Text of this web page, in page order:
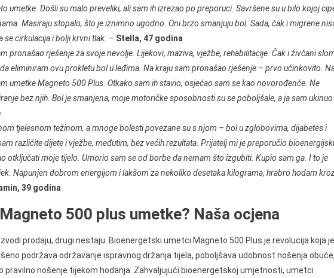
umetke. Došli su malo preveliki, ali sam ih izrezao po preporuci. Savršene su u bilo kojoj
Masiraju stopalo, što je iznimno ugodno. Oni brzo smanjuju bol. Sada, čak i migrene
cirkulacija i bolji krvni tlak. – Stella, 47 godina
pronašao rješenje za svoje nevolje. Lijekovi, maziva, vježbe, rehabilitacije. Čak i živčani
eliminiram ovu prokletu bol u leđima. Na kraju sam pronašao rješenje – prvo učinkovito.
umetke Magneto 500 Plus. Otkako sam ih stavio, osjećao sam se kao novorođenče. Ne
bez njih. Bol je smanjena, moje motoričke sposobnosti su se poboljšale, a ja sam ukinuo
tjelesnom težinom, a mnoge bolesti povezane su s njom – bol u zglobovima, dijabetes i
različite dijete i vježbe, međutim, bez većih rezultata. Prijatelj mi je preporučio bioenergijski
otključati moje tijelo. Umorio sam se od borbe da nemam što izgubiti. Kupio sam ga. I to je
Napunjen dobrom energijom i lakšom za nekoliko desetaka kilograma, hrabro hodam
39 godina
500 plus umetke? Naša ocjena
prodaju, drugi nestaju. Bioenergetski umetci Magneto 500 Plus je revolucija koja je
podržava održavanje ispravnog držanja tijela, poboljšava udobnost nošenja
pravilno nošenje tijekom hodanja. Zahvaljujući bioenergetskoj umjetnosti, umetci